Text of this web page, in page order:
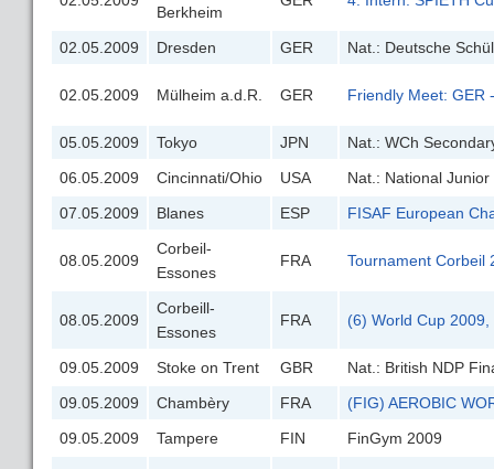
Berkheim
02.05.2009 Dresden GER Nat.: Deutsche
02.05.2009 Mülheim a.d.R. GER Friendly Meet: GER
05.05.2009 Tokyo JPN
Nat.: WCh
06.05.2009
Cincinnati/Ohio USA
Nat.: National
07.05.2009
Blanes ESP FISAF European
08.05.2009
Corbeil-
Essones
FRA Tournament Corbeil
08.05.2009
Corbeill-
Essones
FRA (6) World Cup
09.05.2009 Stoke on Trent GBR
Nat.: British NDP
09.05.2009
Chambèry FRA
(FIG) AEROBIC
09.05.2009
Tampere FIN FinGym 2009